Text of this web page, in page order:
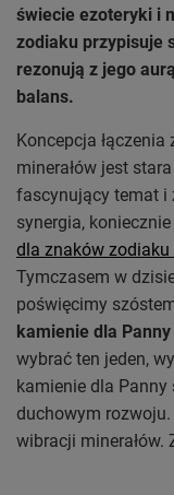
świecie ezoteryki i
zodiaku przypisuje
rezonują z jego
balans.
Koncepcja
minerałów jest
fascynujący temat i
synergia,
dla znaków
Tymczasem w
poświęcimy
kamienie dla Panny
wybrać ten jeden,
kamienie dla Panny
duchowym rozwoju.
wibracji minerałów.